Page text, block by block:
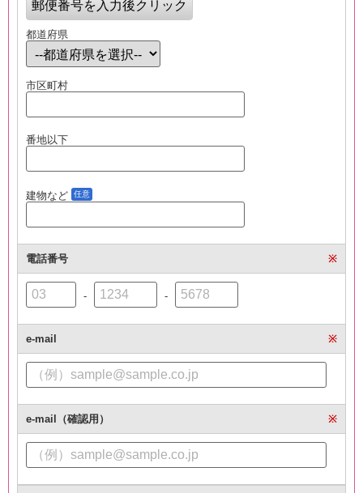
都道府県
市区町村
番地以下
建物など 任意
電話番号 ※
- -
e-mail ※
e-mail（確認用） ※